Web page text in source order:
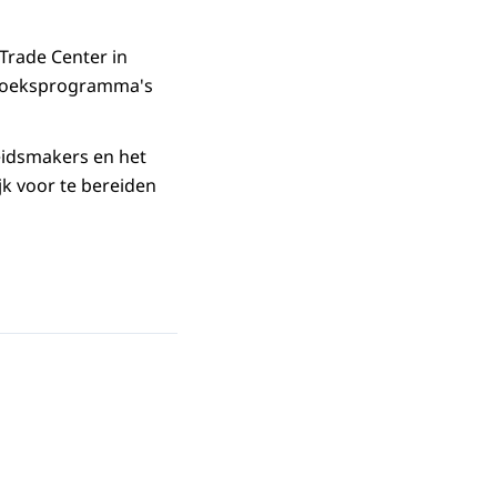
Center in
en het
voor te bereiden